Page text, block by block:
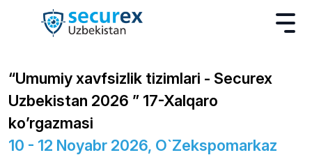
“Umumiy xavfsizlik tizimlari - Securex
Uzbekistan 2026 ” 17-Xalqaro
ko’rgazmasi
10 - 12 Noyabr 2026, O`zekspomarkaz